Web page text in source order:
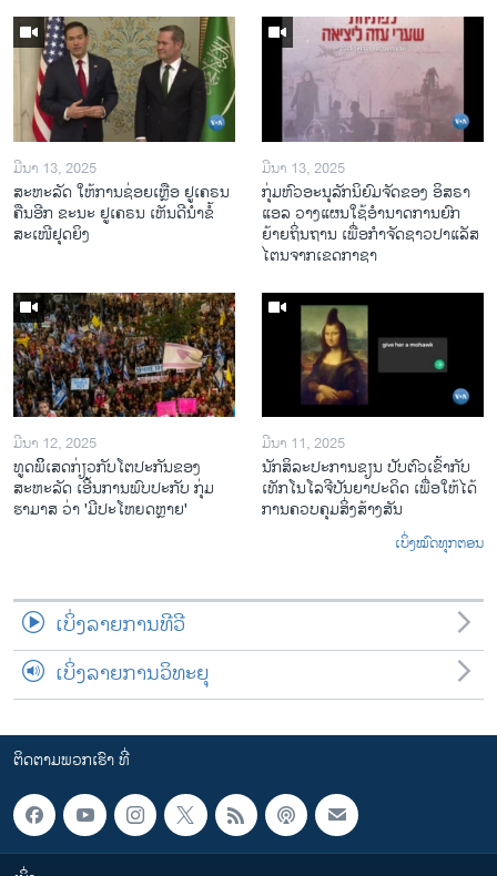
ມີນາ 13, 2025
ສະຫະລັດ ໃຫ້ການຊ່ອຍເຫຼືອ ຢູເຄຣນ
ຄືນອີກ ຂະນະ ຢູເຄຣນ ເຫັນດີນຳຂໍ້
ສະເໜີຢຸດຍິງ
ມີນາ 13, 2025
ກຸ່ມຫົວອະນຸລັກນິຍົມຈັດຂອງ ອິສຣາ
ແອລ ວາງແຜນໃຊ້ອຳນາດການຍົກ
ຍ້າຍຖິ່ນຖານ ເພື່ອກຳຈັດຊາວປາແລັສ
ໄຕນຈາກເຂດກາຊາ
ມີນາ 12, 2025
ທູດພິິເສດກ່ຽວກັບໂຕປະກັນຂອງ
ສະຫະລັດ ເອີ້ນການພົບປະກັບ ກຸ່ມ
ຮາມາສ ວ່າ 'ມີປະໂຫຍດຫຼາຍ'
ມີນາ 11, 2025
ນັກ​ສິ​ລະ​ປະ​ການ​ຂຽນ ປັບ​ຕົວ​ເຂົ້າ​ກັບ​
ເທັກ​ໂນ​ໂລ​ຈີ​ປັນ​ຍາ​ປະ​ດິດ ເພື່ອ​ໃຫ້​ໄດ້​
ກ​ານ​ຄວບ​ຄຸມ​ສິ່ງ​ສ້າງ​ສັນ
ເບິ່ງໝົດທຸກຕອນ
ເບິ່ງລາຍການທີວີ
ເບິ່ງລາຍການວິທະຍຸ
ຕິດຕາມພວກເຮົາ ທີ່